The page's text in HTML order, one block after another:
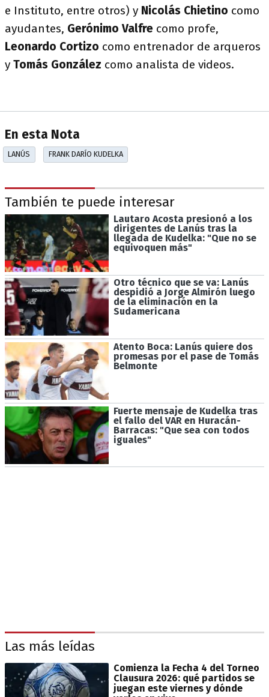
e Instituto, entre otros) y Nicolás Chietino como
ayudantes, Gerónimo Valfre como profe,
Leonardo Cortizo como entrenador de arqueros
y Tomás González como analista de videos.
En esta Nota
LANÚS FRANK DARÍO KUDELKA
También te puede interesar
Lautaro Acosta presionó a los
dirigentes de Lanús tras la
llegada de Kudelka: "Que no se
equivoquen más"
Otro técnico que se va: Lanús
despidió a Jorge Almirón luego
de la eliminación en la
Sudamericana
Atento Boca: Lanús quiere dos
promesas por el pase de Tomás
Belmonte
Fuerte mensaje de Kudelka tras
el fallo del VAR en Huracán-
Barracas: "Que sea con todos
iguales"
Las más leídas
Comienza la Fecha 4 del Torneo
Clausura 2026: qué partidos se
juegan este viernes y dónde